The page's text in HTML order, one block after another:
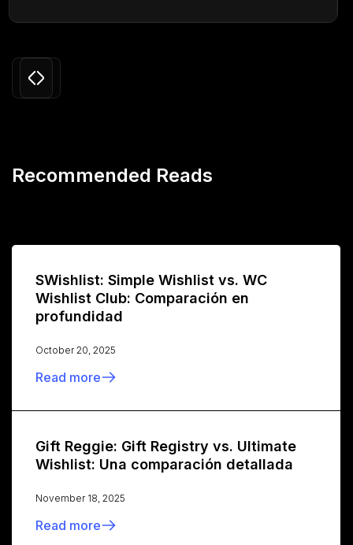
Recommended Reads
SWishlist: Simple Wishlist vs. WC
Wishlist Club: Comparación en
profundidad
October 20, 2025
Read more
Gift Reggie: Gift Registry vs. Ultimate
Wishlist: Una comparación detallada
November 18, 2025
Read more